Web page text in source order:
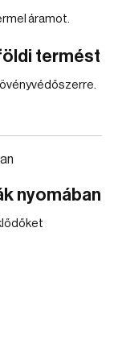
áramot.
termést
nyomában